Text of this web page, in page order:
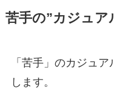
苦手の”カジュア
「苦手」のカジュ
します。